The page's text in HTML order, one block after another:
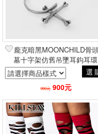
龐克暗黑MOONCHILD骨
墓十字架仿舊吊墜耳鈎耳
國進口Killstar台灣授權經
選
990元 900元